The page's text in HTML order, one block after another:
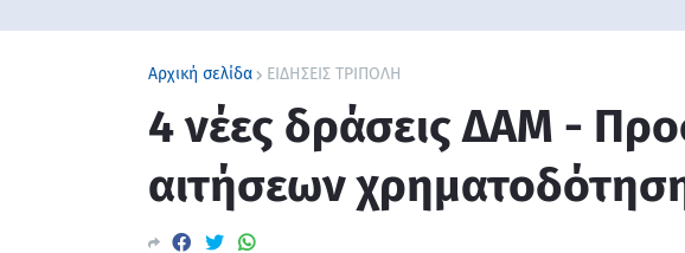
Αρχική σελίδα ΕΙΔΗΣΕΙΣ ΤΡΙΠΟΛΗ
4 νέες δράσεις ΔΑΜ -
αιτήσεων